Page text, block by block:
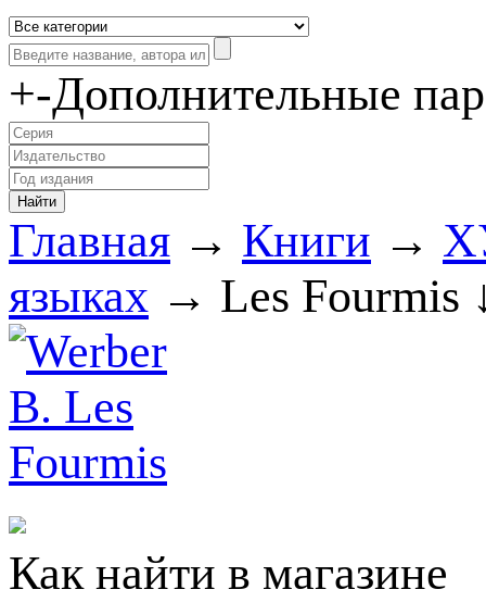
+-Дополнительные
Главная → Книги →
языках → Les Fourmis
Как найти в магазине